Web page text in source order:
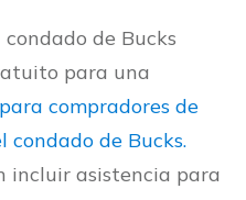
de Bucks
para una
compradores de
condado de Bucks.
incluir asistencia para